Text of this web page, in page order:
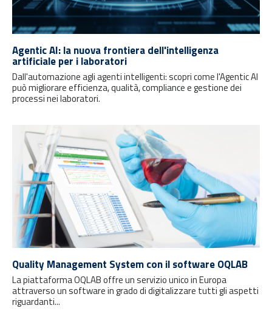
Agentic AI: la nuova frontiera dell'intelligenza
artificiale per i laboratori
Dall'automazione agli agenti intelligenti: scopri come l'Agentic AI
può migliorare efficienza, qualità, compliance e gestione dei
processi nei laboratori.
Quality Management System con il software OQLAB
La piattaforma OQLAB offre un servizio unico in Europa
attraverso un software in grado di digitalizzare tutti gli aspetti
riguardanti...